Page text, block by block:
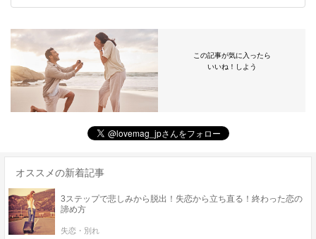
この記事が気に入ったら
いいね！しよう
オススメの新着記事
3ステップで悲しみから脱出！失恋から立ち直る！終わった恋の
諦め方
失恋・別れ